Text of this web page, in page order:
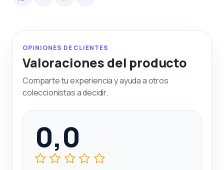
OPINIONES DE CLIENTES
Valoraciones del producto
Comparte tu experiencia y ayuda a otros
coleccionistas a decidir.
0,0